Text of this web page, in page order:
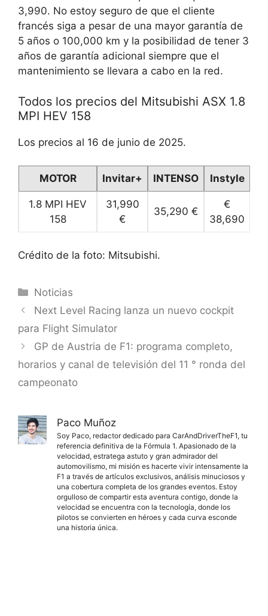
3,990. No estoy seguro de que el cliente
francés siga a pesar de una mayor garantía de
5 años o 100,000 km y la posibilidad de tener 3
años de garantía adicional siempre que el
mantenimiento se llevara a cabo en la red.
Todos los precios del Mitsubishi ASX 1.8
MPI HEV 158
Los precios al 16 de junio de 2025.
MOTOR Invitar+ INTENSO Instyle
1.8 MPI HEV
158
31,990
€
35,290 €
€
38,690
Crédito de la foto: Mitsubishi.
Categorías
Noticias
Next Level Racing lanza un nuevo cockpit
para Flight Simulator
GP de Austria de F1: programa completo,
horarios y canal de televisión del 11 ° ronda del
campeonato
Paco Muñoz
Soy Paco, redactor dedicado para CarAndDriverTheF1, tu
referencia definitiva de la Fórmula 1. Apasionado de la
velocidad, estratega astuto y gran admirador del
automovilismo, mi misión es hacerte vivir intensamente la
F1 a través de artículos exclusivos, análisis minuciosos y
una cobertura completa de los grandes eventos. Estoy
orgulloso de compartir esta aventura contigo, donde la
velocidad se encuentra con la tecnología, donde los
pilotos se convierten en héroes y cada curva esconde
una historia única.